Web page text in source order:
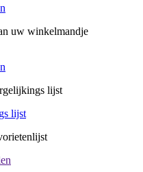
uw winkelmandje
lijst
lijst